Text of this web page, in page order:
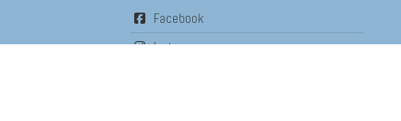
Facebook
Instagram